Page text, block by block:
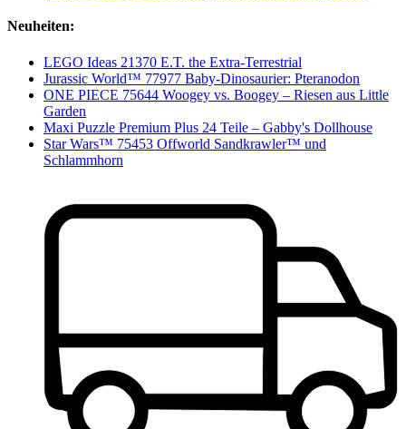
Neuheiten:
LEGO Ideas 21370 E.T. the Extra-Terrestrial
Jurassic World™ 77977 Baby-Dinosaurier: Pteranodon
ONE PIECE 75644 Woogey vs. Boogey – Riesen aus Little
Garden
Maxi Puzzle Premium Plus 24 Teile – Gabby's Dollhouse
Star Wars™ 75453 Offworld Sandkrawler™ und
Schlammhorn